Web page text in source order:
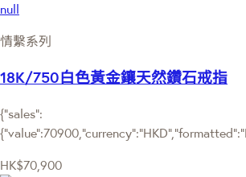
null
情繫系列
18K/750白色黃金鑲天然鑽石戒指
{"sales":
HK$70,900